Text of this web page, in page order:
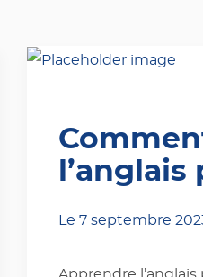
Le 7 septembre
Apprendre